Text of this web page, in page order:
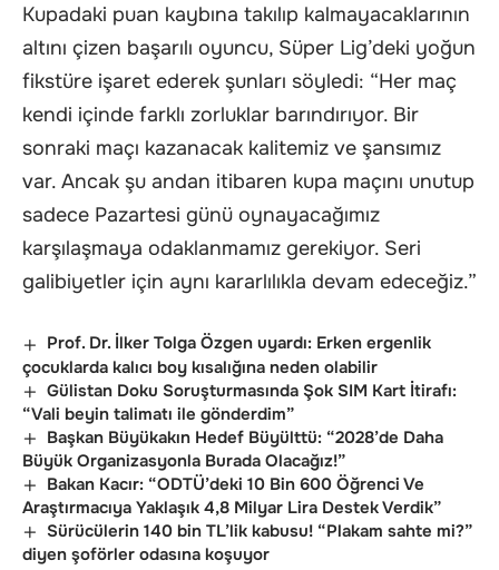
Kupadaki puan kaybına takılıp kalmayacaklarının
altını çizen başarılı oyuncu, Süper Lig’deki yoğun
fikstüre işaret ederek şunları söyledi: “Her maç
kendi içinde farklı zorluklar barındırıyor. Bir
sonraki maçı kazanacak kalitemiz ve şansımız
var. Ancak şu andan itibaren kupa maçını unutup
sadece Pazartesi günü oynayacağımız
karşılaşmaya odaklanmamız gerekiyor. Seri
galibiyetler için aynı kararlılıkla devam edeceğiz.”
Prof. Dr. İlker Tolga Özgen uyardı: Erken ergenlik
çocuklarda kalıcı boy kısalığına neden olabilir
Gülistan Doku Soruşturmasında Şok SIM Kart İtirafı:
“Vali beyin talimatı ile gönderdim”
Başkan Büyükakın Hedef Büyülttü: “2028’de Daha
Büyük Organizasyonla Burada Olacağız!”
Bakan Kacır: “ODTÜ’deki 10 Bin 600 Öğrenci Ve
Araştırmacıya Yaklaşık 4,8 Milyar Lira Destek Verdik”
Sürücülerin 140 bin TL’lik kabusu! “Plakam sahte mi?”
diyen şoförler odasına koşuyor